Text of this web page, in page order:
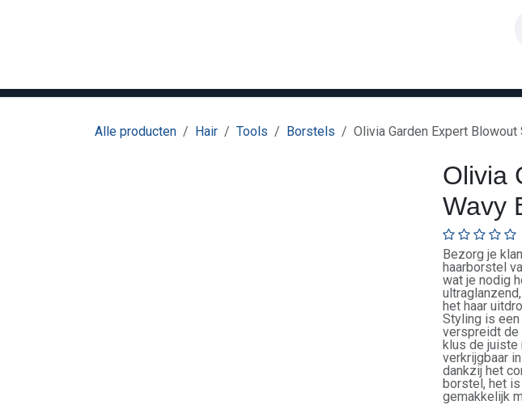
Alle producten Hair Tools Borstels Olivia Garden Expert
Olivia
Wavy
Bezorg je
haarborstel
wat je nodig
het haar
Styling is
verspreidt de
klus de juiste
verkrijgbaar
dankzij het
borstel, het
gemakkelijk